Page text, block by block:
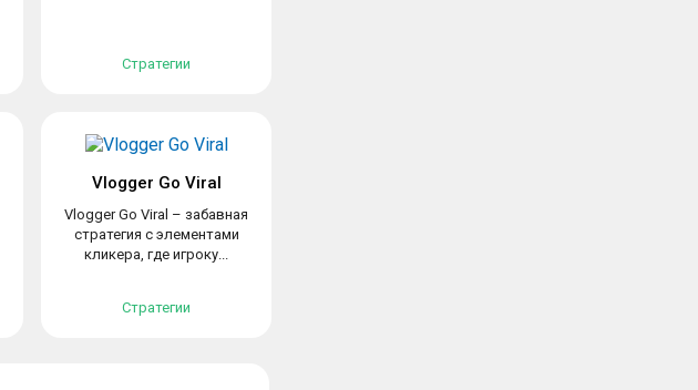
Стратегии
Vlogger Go Viral
Vlogger Go Viral – забавная
стратегия с элементами
кликера, где игроку...
Стратегии